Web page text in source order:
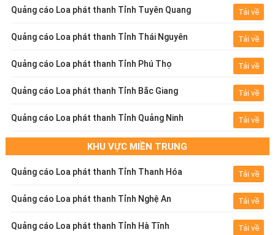
Quảng cáo Loa phát thanh Tỉnh Tuyên Quang Tải về
Quảng cáo Loa phát thanh Tỉnh Thái Nguyên Tải về
Quảng cáo Loa phát thanh Tỉnh Phú Thọ Tải về
Quảng cáo Loa phát thanh Tỉnh Bắc Giang Tải về
Quảng cáo Loa phát thanh Tỉnh Quảng Ninh Tải về
KHU VỰC MIỀN TRUNG
Quảng cáo Loa phát thanh Tỉnh Thanh Hóa Tải về
Quảng cáo Loa phát thanh Tỉnh Nghệ An Tải về
Quảng cáo Loa phát thanh Tỉnh Hà Tĩnh Tải về